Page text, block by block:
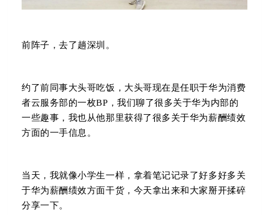
前阵子，去了趟深圳。
约了前同事大头哥吃饭，大头哥现在是任职于华为消费
者云服务部的一枚BP，我们聊了很多关于华为内部的
一些趣事，我也从他那里获得了很多关于华为薪酬绩效
方面的一手信息。
当天，我就像小学生一样，拿着笔记记录了好多好多关
于华为薪酬绩效方面干货，今天拿出来和大家掰开揉碎
分享一下。